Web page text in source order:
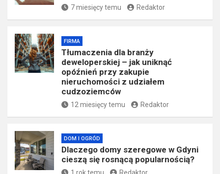
7 miesięcy temu Redaktor
FIRMA
Tłumaczenia dla branży
deweloperskiej – jak uniknąć
opóźnień przy zakupie
nieruchomości z udziałem
cudzoziemców
12 miesięcy temu Redaktor
DOM I OGRÓD
Dlaczego domy szeregowe w Gdyni
cieszą się rosnącą popularnością?